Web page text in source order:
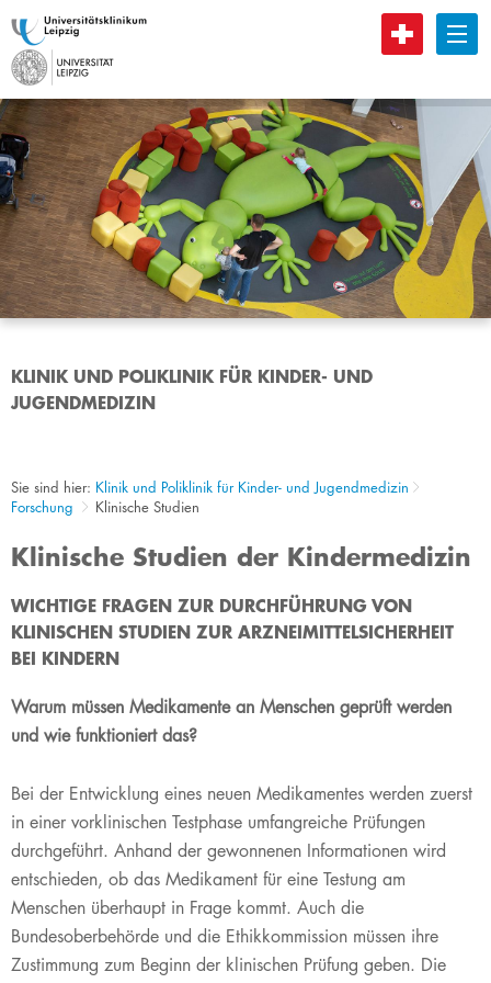
B
KLINIK UND POLIKLINIK FÜR KINDER- UND
JUGENDMEDIZIN
Sie sind hier: Klinik und Poliklinik für Kinder- und Jugendmedizin
Forschung
Klinische Studien
Klinische Studien der Kindermedizin
​WICHTIGE FRAGEN ZUR DURCHFÜHRUNG VON
KLINISCHEN STUDIEN ZUR ARZNEIMITTELSICHERHEIT
BEI KINDERN
Warum müssen Medikamente an Menschen geprüft werden
und wie funktioniert das?
Bei der Entwicklung eines neuen Medikamentes werden zuerst
in einer vorklinischen Testphase umfangreiche Prüfungen
durchgeführt. Anhand der gewonnenen Informationen wird
entschieden, ob das Medikament für eine Testung am
Menschen überhaupt in Frage kommt. Auch die
Bundesoberbehörde und die Ethikkommission müssen ihre
Zustimmung zum Beginn der klinischen Prüfung geben. Die